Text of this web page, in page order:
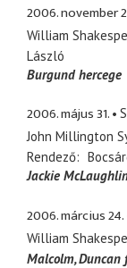
2006. november
William
László
Burgund hercege
2006. május 31.
John Millington
Rendező
Jackie
2006. március 24.
William
Malcolm Duncan